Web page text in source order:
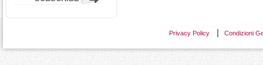
Privacy Policy Condizioni